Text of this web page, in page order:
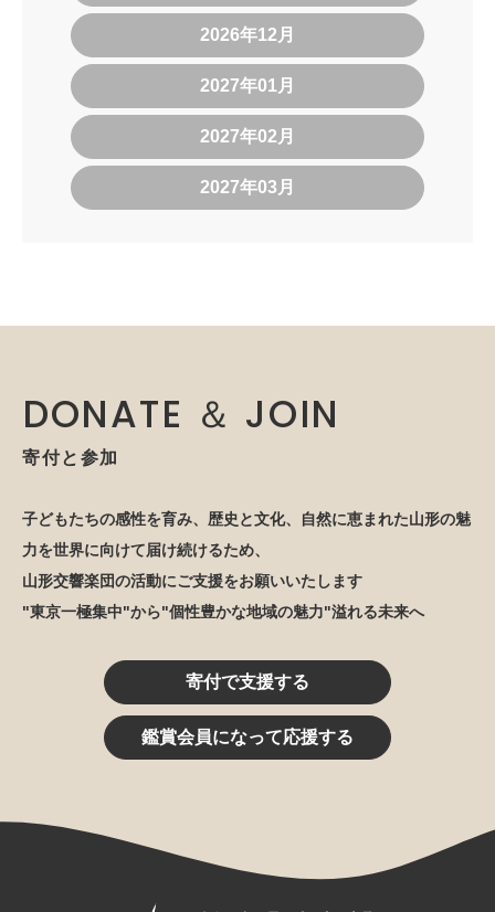
2026年12月
2027年01月
2027年02月
2027年03月
DONATE ＆ JOIN
寄付と参加
子どもたちの感性を育み、歴史と文化、自然に恵まれた山形の魅
力を世界に向けて届け続けるため、
山形交響楽団の活動にご支援をお願いいたします
"東京一極集中"から"個性豊かな地域の魅力"溢れる未来へ
寄付で支援する
鑑賞会員になって応援する